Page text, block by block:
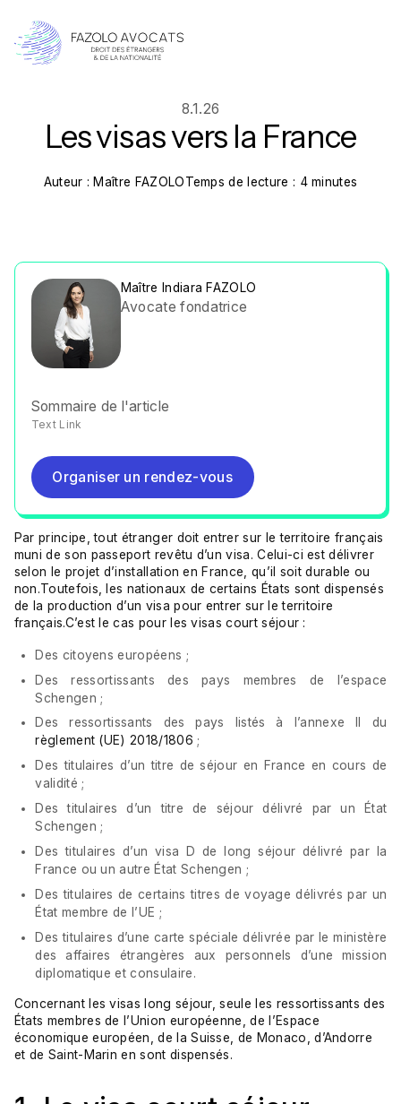
8.1.26
Les visas vers la France
Auteur : Maître FAZOLOTemps de lecture : 4 minutes
Par principe, tout étranger doit entrer sur le territoire français
muni de son passeport revêtu d’un visa. Celui-ci est délivrer
selon le projet d’installation en France, qu’il soit durable ou
non.Toutefois, les nationaux de certains États sont dispensés
de la production d’un visa pour entrer sur le territoire
français.C’est le cas pour les visas court séjour :
Des citoyens européens ;
Des ressortissants des pays membres de l’espace
Schengen ;
Des ressortissants des pays listés à l’annexe II du
règlement (UE) 2018/1806 ;
Des titulaires d’un titre de séjour en France en cours de
validité ;
Des titulaires d’un titre de séjour délivré par un État
Schengen ;
Des titulaires d’un visa D de long séjour délivré par la
France ou un autre État Schengen ;
Des titulaires de certains titres de voyage délivrés par un
État membre de l’UE ;
Des titulaires d’une carte spéciale délivrée par le ministère
des affaires étrangères aux personnels d’une mission
diplomatique et consulaire.
Concernant les visas long séjour, seule les ressortissants des
États membres de l’Union européenne, de l’Espace
économique européen, de la Suisse, de Monaco, d’Andorre
et de Saint-Marin en sont dispensés.
Maître Indiara FAZOLO
Avocate fondatrice
Sommaire de l'article
Text Link
Organiser un rendez-vous
Organiser un rendez-vous